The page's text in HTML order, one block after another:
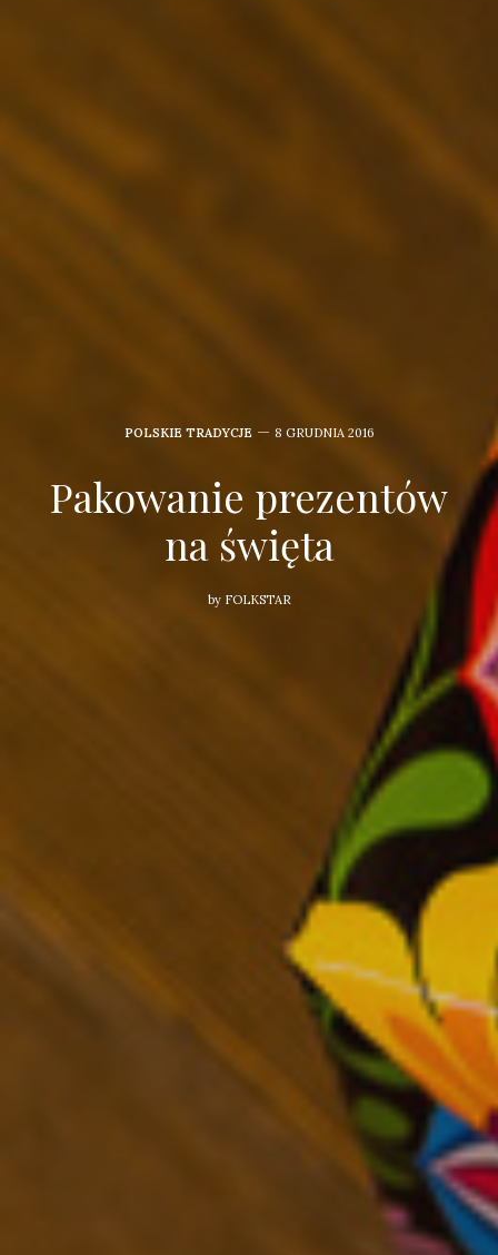
POLSKIE TRADYCJE 8 GRUDNIA 2016
Pakowanie prezentów
na święta
by FOLKSTAR